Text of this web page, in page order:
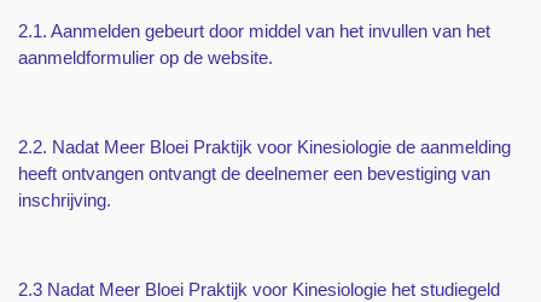
2.1. Aanmelden gebeurt door middel van het invullen van het
aanmeldformulier op de website.
2.2. Nadat Meer Bloei Praktijk voor Kinesiologie de aanmelding
heeft ontvangen ontvangt de deelnemer een bevestiging van
inschrijving.
2.3 Nadat Meer Bloei Praktijk voor Kinesiologie het studiegeld